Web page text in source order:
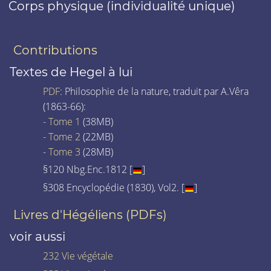
Corps physique (individualité unique)
Contributions
Textes de Hegel à lui
PDF: Philosophie de la nature, traduit par A.Vêra
(1863-66):
-Tome 1 (38MB)
-Tome 2 (22MB)
-Tome 3 (28MB)
§120 Nbg.Enc.1812 [
]
§308 Encyclopédie (1830), Vol2. [
]
Livres d'Hégéliens (PDFs)
voir aussi
232 Vie végétale